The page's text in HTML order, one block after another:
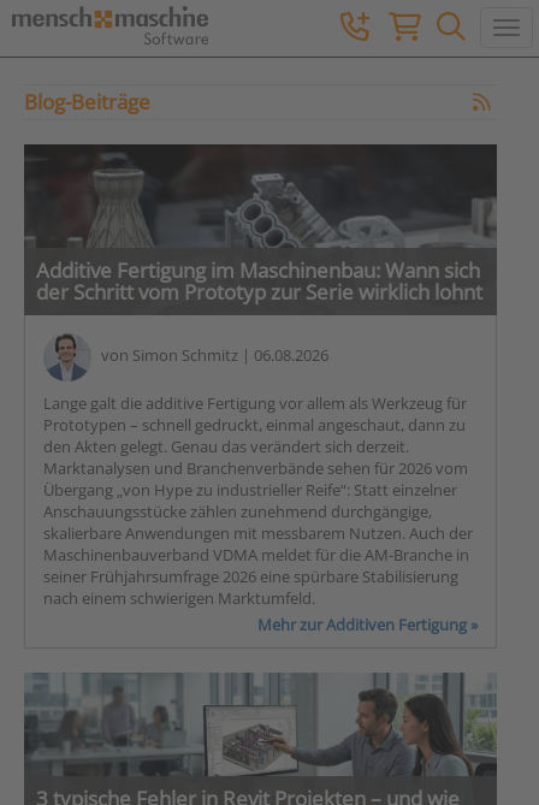
Blog-Beiträge
Additive Fertigung im Maschinenbau: Wann sich
der Schritt vom Prototyp zur Serie wirklich lohnt
von Simon Schmitz | 06.08.2026
Lange galt die additive Fertigung vor allem als Werkzeug für
Prototypen – schnell gedruckt, einmal angeschaut, dann zu
den Akten gelegt. Genau das verändert sich derzeit.
Marktanalysen und Branchenverbände sehen für 2026 vom
Übergang „von Hype zu industrieller Reife“: Statt einzelner
Anschauungsstücke zählen zunehmend durchgängige,
skalierbare Anwendungen mit messbarem Nutzen. Auch der
Maschinenbauverband VDMA meldet für die AM-Branche in
seiner Frühjahrsumfrage 2026 eine spürbare Stabilisierung
nach einem schwierigen Marktumfeld.
Mehr zur Additiven Fertigung »
3 typische Fehler in Revit Projekten – und wie